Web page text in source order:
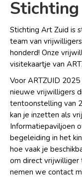
Stichting Art Zuid is
team van
honderd! Onze
visitekaartje van
Voor ARTZUID
nieuwe vrijwilligers
tentoonstelling van
kan je inzetten als
Informatiepaviljoen
begeleiding in het
hoe vaak je
om direct vrijwilliger
nemen we contact